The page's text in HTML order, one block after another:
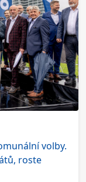
volby.
roste